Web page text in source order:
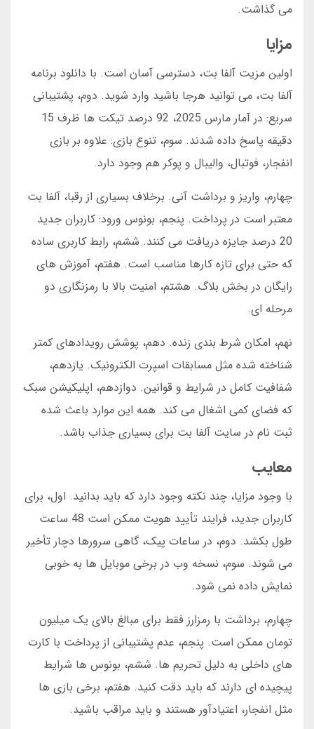
می گذاشت.
مزایا
اولین مزیت آلفا بت، دسترسی آسان است. با دانلود برنامه
آلفا بت، می توانید هرجا باشید وارد شوید. دوم، پشتیبانی
سریع: در آمار مارس 2025، 92 درصد تیکت ها ظرف 15
دقیقه پاسخ داده شدند. سوم، تنوع بازی: علاوه بر بازی
انفجار، فوتبال، والیبال و پوکر هم وجود دارد.
چهارم، واریز و برداشت آنی. برخلاف بسیاری از رقبا، آلفا بت
معتبر است در پرداخت. پنجم، بونوس ورود: کاربران جدید
20 درصد جایزه دریافت می کنند. ششم، رابط کاربری ساده
که حتی برای تازه کارها مناسب است. هفتم، آموزش های
رایگان در بخش بلاگ. هشتم، امنیت بالا با رمزنگاری دو
مرحله ای.
نهم، امکان شرط بندی زنده. دهم، پوشش رویدادهای کمتر
شناخته شده مثل مسابقات اسپرت الکترونیک. یازدهم،
شفافیت کامل در شرایط و قوانین. دوازدهم، اپلیکیشن سبک
که فضای کمی اشغال می کند. همه این موارد باعث شده
ثبت نام در سایت آلفا بت برای بسیاری جذاب باشد.
معایب
با وجود مزایا، چند نکته وجود دارد که باید بدانید. اول، برای
کاربران جدید، فرایند تأیید هویت ممکن است 48 ساعت
طول بکشد. دوم، در ساعات پیک، گاهی سرورها دچار تأخیر
می شوند. سوم، نسخه وب در برخی موبایل ها به خوبی
نمایش داده نمی شود.
چهارم، برداشت با رمزارز فقط برای مبالغ بالای یک میلیون
تومان ممکن است. پنجم، عدم پشتیبانی از پرداخت با کارت
های داخلی به دلیل تحریم ها. ششم، بونوس ها شرایط
پیچیده ای دارند که باید دقت کنید. هفتم، برخی بازی ها
مثل انفجار، اعتیادآور هستند و باید مراقب باشید.